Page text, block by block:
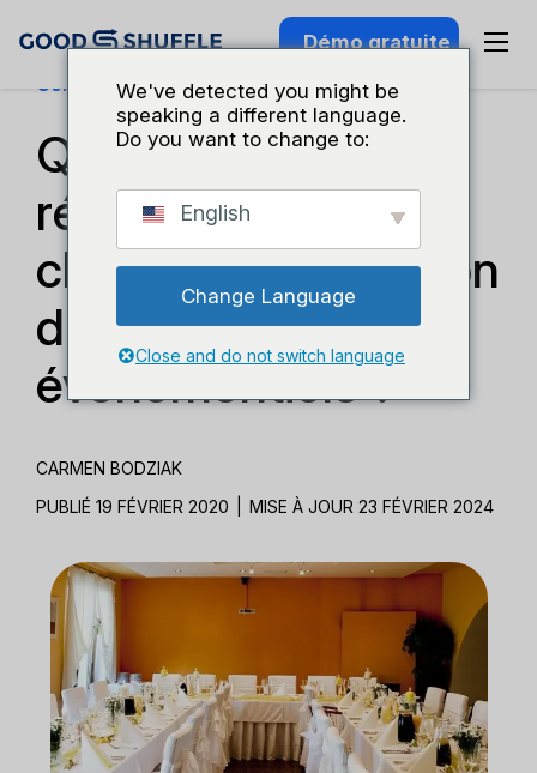
Démo gratuite
Connaissance Du Secteur
Quand offrir des
réductions aux
clients sur la location
d'équipements
événementiels ?
CARMEN BODZIAK
PUBLIÉ 19 FÉVRIER 2020
MISE À JOUR 23 FÉVRIER 2024
We've detected you might be
speaking a different language.
Do you want to change to:
English
Change Language
Close and do not switch language